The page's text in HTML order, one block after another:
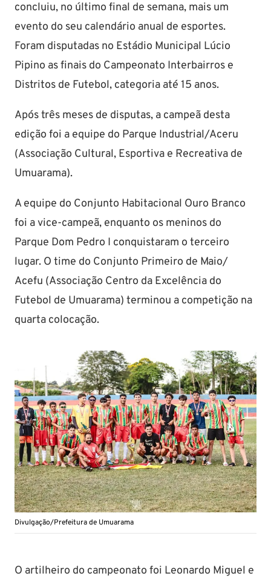
concluiu, no último final de semana, mais um
evento do seu calendário anual de esportes.
Foram disputadas no Estádio Municipal Lúcio
Pipino as finais do Campeonato Interbairros e
Distritos de Futebol, categoria até 15 anos.
Após três meses de disputas, a campeã desta
edição foi a equipe do Parque Industrial/Aceru
(Associação Cultural, Esportiva e Recreativa de
Umuarama).
A equipe do Conjunto Habitacional Ouro Branco
foi a vice-campeã, enquanto os meninos do
Parque Dom Pedro I conquistaram o terceiro
lugar. O time do Conjunto Primeiro de Maio/
Acefu (Associação Centro da Excelência do
Futebol de Umuarama) terminou a competição na
quarta colocação.
Divulgação/Prefeitura de Umuarama
O artilheiro do campeonato foi Leonardo Miguel e